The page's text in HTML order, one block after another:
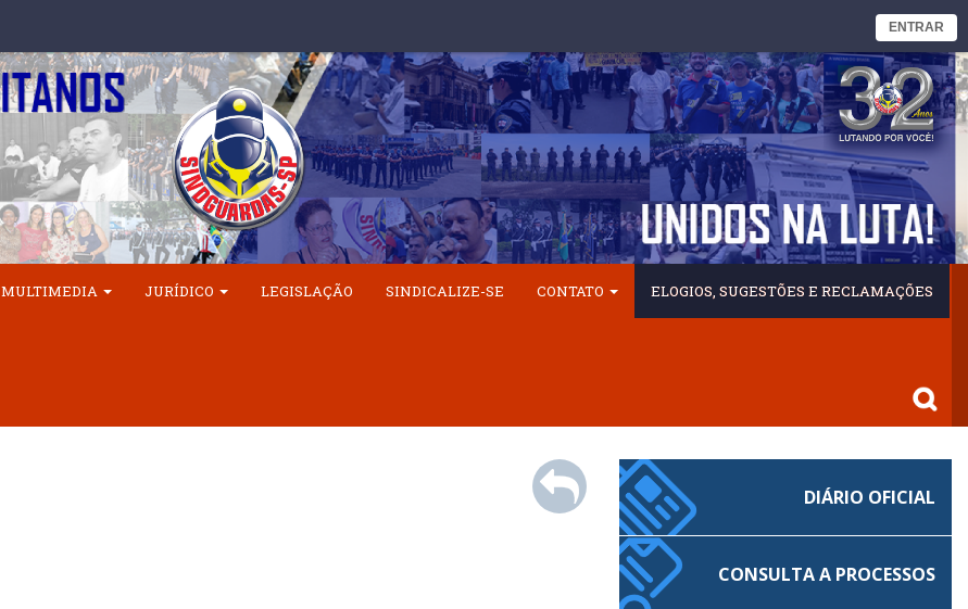
ENTRAR
MULTIMEDIA JURÍDICO LEGISLAÇÃO SINDICALIZE-SE CONTATO ELOGIOS, SUGESTÕES E RECLAMAÇÕES
DIÁRIO OFICIAL
CONSULTA A PROCESSOS